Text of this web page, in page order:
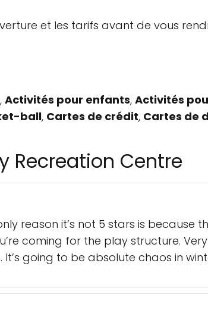
et les tarifs avant de vous
, Activités pour enfants, Activités
ball, Cartes de crédit, Cartes de
Recreation Centre
reason it’s not 5 stars is
coming for the play structure.
It’s going to be absolute chaos in